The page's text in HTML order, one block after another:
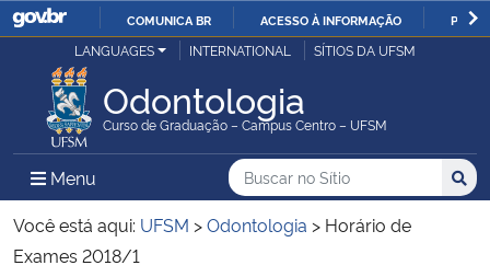
IR
O
COMUNICA BR ACESSO À INFORMAÇÃO
Ministério da Justiça e Segurança Pública
Ministério da Defesa
Ministério das Relações Exteriores
LANGUAGES INTERNATIONAL SÍTIOS DA UFSM
Odontologia
Curso de Graduação – Campus Centro – UFSM
Menu Menu Principal do Sítio
Busca
Buscar no no Sítio
Busca:
Você está aqui: UFSM >Odontologia > Horário de
Exames 2018/1